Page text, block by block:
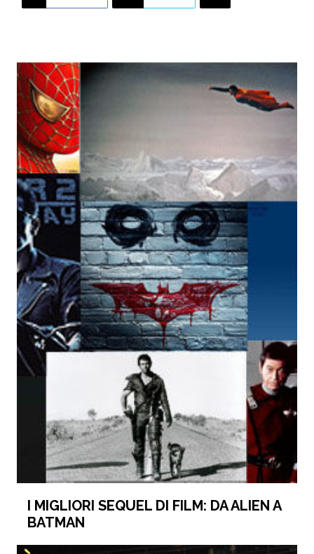
I MIGLIORI SEQUEL DI FILM: DA ALIEN A
BATMAN